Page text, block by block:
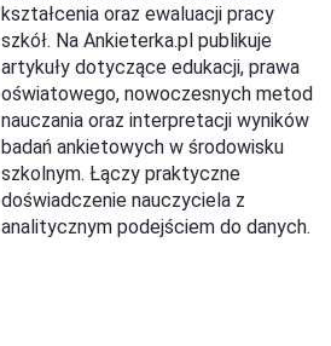
kształcenia oraz ewaluacji pracy
szkół. Na Ankieterka.pl publikuje
artykuły dotyczące edukacji, prawa
oświatowego, nowoczesnych metod
nauczania oraz interpretacji wyników
badań ankietowych w środowisku
szkolnym. Łączy praktyczne
doświadczenie nauczyciela z
analitycznym podejściem do danych.